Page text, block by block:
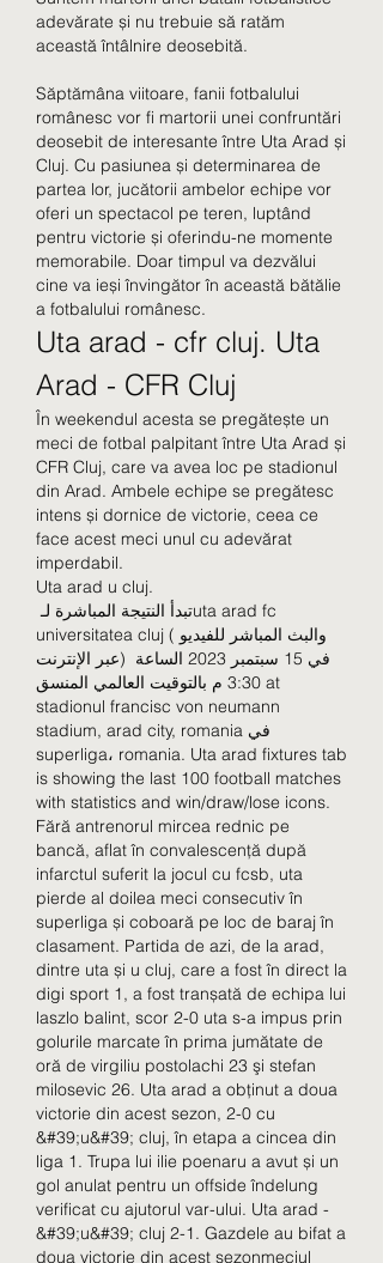
adevărate și nu trebuie să ratăm
această întâlnire deosebită.
Săptămâna viitoare, fanii fotbalului
românesc vor fi martorii unei confruntări
deosebit de interesante între Uta Arad și
Cluj. Cu pasiunea și determinarea de
partea lor, jucătorii ambelor echipe vor
oferi un spectacol pe teren, luptând
pentru victorie și oferindu-ne momente
memorabile. Doar timpul va dezvălui
cine va ieși învingător în această bătălie
a fotbalului românesc.
Uta arad - cfr cluj. Uta
Arad - CFR Cluj
În weekendul acesta se pregătește un
meci de fotbal palpitant între Uta Arad și
CFR Cluj, care va avea loc pe stadionul
din Arad. Ambele echipe se pregătesc
intens și dornice de victorie, ceea ce
face acest meci unul cu adevărat
imperdabil.
Uta arad u cluj.
universitatea cluj (والبث المباشر للفيديو
عبر الإنترنت) في 15 سبتمبر 2023 الساعة
3:30 م بالتوقيت العالمي المنسق at
stadionul francisc von neumann
stadium, arad city, romania في
superliga، romania. Uta arad fixtures tab
is showing the last 100 football matches
with statistics and win/draw/lose icons.
Fără antrenorul mircea rednic pe
bancă, aflat în convalescență după
infarctul suferit la jocul cu fcsb, uta
pierde al doilea meci consecutiv în
superliga și coboară pe loc de baraj în
clasament. Partida de azi, de la arad,
dintre uta și u cluj, care a fost în direct la
digi sport 1, a fost tranșată de echipa lui
laszlo balint, scor 2-0 uta s-a impus prin
golurile marcate în prima jumătate de
oră de virgiliu postolachi 23 şi stefan
milosevic 26. Uta arad a obținut a doua
victorie din acest sezon, 2-0 cu
&#39;u&#39; cluj, în etapa a cincea din
liga 1. Trupa lui ilie poenaru a avut și un
gol anulat pentru un offside îndelung
verificat cu ajutorul var-ului. Uta arad -
&#39;u&#39; cluj 2-1. Gazdele au bifat a
doua victorie din acest sezonmeciul